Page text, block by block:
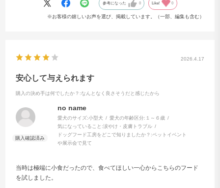
総合栄養食ですか？
閉じる
少し硬いので、食べにくくしている時は
少しお水で柔らかくしてます
よろしくお願いします
参考になった 0 Like! 0
※お客様の嬉しいお声を選び、掲載しています。（一部、編集も含む）
2026.4.17
安心して与えられます
購入の決め手は何でしたか？ :なんとなく良さそうだと感じたから
no name
愛犬のサイズ:小型犬 愛犬の年齢区分: １～６歳
気になっていること:涙やけ・皮膚トラブル
ドッグフード工房をどこで知りましたか？:ペットイベント
や展示会で見て
当時は極端に小食だったので、食べてほしい一心からこちらのフード
を試しました。